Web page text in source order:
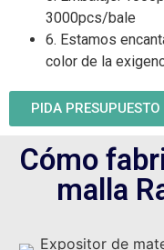
3000pcs/bale
6. Estamos
color de la
PIDA
Cómo
malla